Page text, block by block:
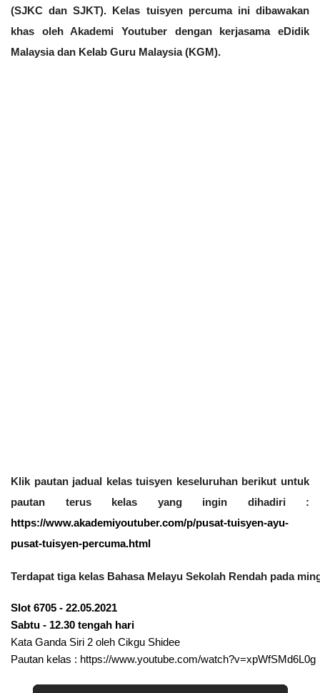
(SJKC dan SJKT). Kelas tuisyen percuma ini dibawakan
khas oleh Akademi Youtuber dengan kerjasama eDidik
Malaysia dan Kelab Guru Malaysia (KGM).
Klik pautan jadual kelas tuisyen keseluruhan berikut untuk
pautan terus kelas yang ingin dihadiri :
https://www.akademiyoutuber.com/p/pusat-tuisyen-ayu-
pusat-tuisyen-percuma.html
Terdapat tiga kelas Bahasa Melayu Sekolah Rendah pada
Slot 6705 - 22.05.2021
Sabtu - 12.30 tengah hari
Kata Ganda Siri 2 oleh Cikgu Shidee
Pautan kelas : https://www.youtube.com/watch?v=xpWfSMd6L0g